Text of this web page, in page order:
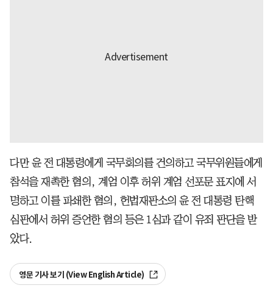
다만 윤 전 대통령에게 국무회의를 건의하고 국무위원들에게
참석을 재촉한 혐의, 계엄 이후 허위 계엄 선포문 표지에 서
명하고 이를 파쇄한 혐의, 헌법재판소의 윤 전 대통령 탄핵
심판에서 허위 증언한 혐의 등은 1심과 같이 유죄 판단을 받
았다.
영문 기사 보기 (View English Article)